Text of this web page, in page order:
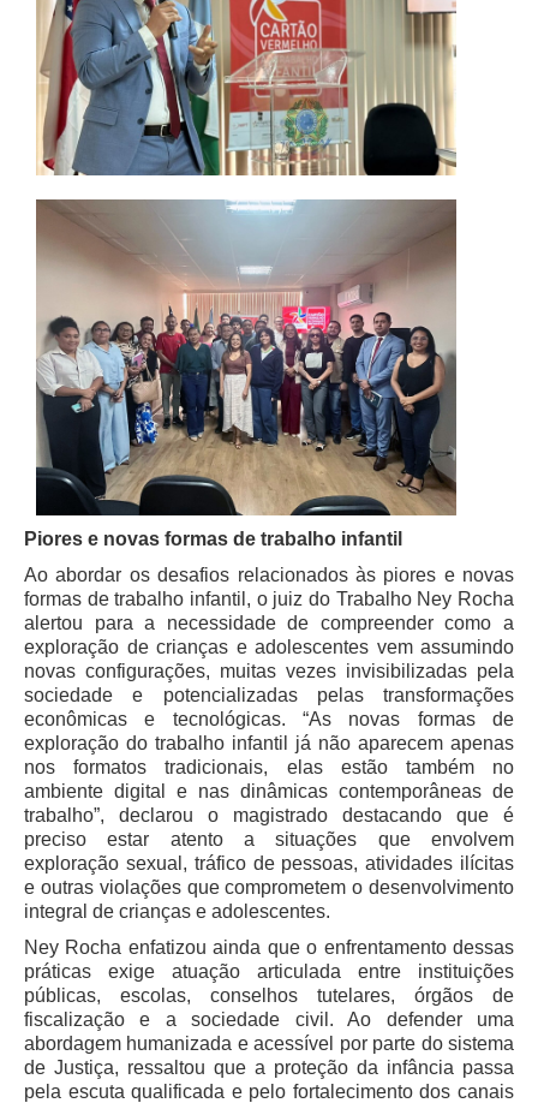
Calendário das Correições
Calendário de Suspensão
Calendário da Justiça Itinerante
Certidões
Concursos
Diários Eletrônicos
e-Doc
Espaço do Servidor
Guias de recolhimento
Leilão Público
Mapa do site
META 9 do CNJ
Pauta Digital
PJE
Plantão Judiciário
Cadastrar Processos
Listar Processos
Portal Conciliação
Inscrição para mediação e conciliação – Cejusc 1º e 2º
grau
Perguntas Frequentes
Eventos
Portal Execução
Portal Proad
Portal dos Precatórios e Requisições de
Pequeno Valor
Programa Aprendizagem
Protocolo Eletrônico
Piores e novas formas de trabalho infantil
Ao abordar os desafios relacionados às piores e novas
formas de trabalho infantil, o juiz do Trabalho Ney Rocha
alertou para a necessidade de compreender como a
exploração de crianças e adolescentes vem assumindo
novas configurações, muitas vezes invisibilizadas pela
sociedade e potencializadas pelas transformações
econômicas e tecnológicas. “As novas formas de
exploração do trabalho infantil já não aparecem apenas
nos formatos tradicionais, elas estão também no
ambiente digital e nas dinâmicas contemporâneas de
trabalho”, declarou o magistrado destacando que é
preciso estar atento a situações que envolvem
exploração sexual, tráfico de pessoas, atividades ilícitas
e outras violações que comprometem o desenvolvimento
integral de crianças e adolescentes.
Ney Rocha enfatizou ainda que o enfrentamento dessas
práticas exige atuação articulada entre instituições
públicas, escolas, conselhos tutelares, órgãos de
fiscalização e a sociedade civil. Ao defender uma
abordagem humanizada e acessível por parte do sistema
de Justiça, ressaltou que a proteção da infância passa
pela escuta qualificada e pelo fortalecimento dos canais